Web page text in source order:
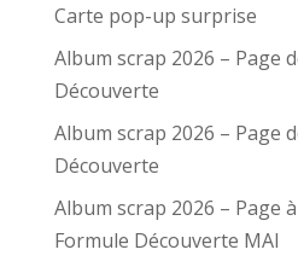
Carte pop-up surprise
Album scrap 2026 – Page
Découverte
Album scrap 2026 – Page
Découverte
Album scrap 2026 – Page
Formule Découverte MAI